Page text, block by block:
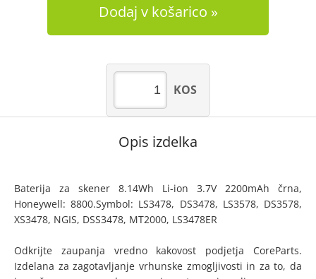
Dodaj v košarico
KOS
Opis izdelka
Baterija za skener 8.14Wh Li-ion 3.7V 2200mAh črna,
Honeywell: 8800.Symbol: LS3478, DS3478, LS3578, DS3578,
XS3478, NGIS, DSS3478, MT2000, LS3478ER
Odkrijte zaupanja vredno kakovost podjetja CoreParts.
Izdelana za zagotavljanje vrhunske zmogljivosti in za to, da